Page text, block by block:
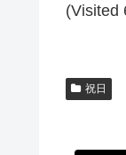
(Visited
祝日